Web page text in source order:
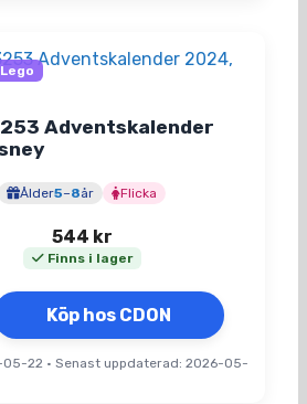
Lego
Adventskalender
Ålder5–8år Flicka
544 kr
Finns i lager
Köp hos CDON
05-22 • Senast uppdaterad: 2026-05-